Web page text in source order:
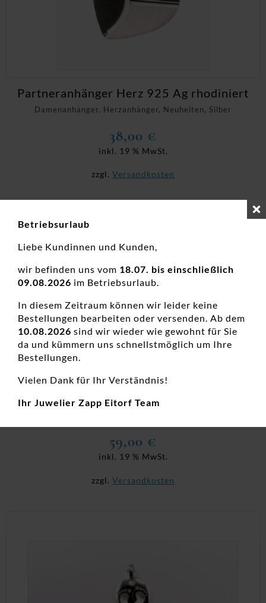
Damenanhänger, Herzanhänger, Neuheiten, Silber
Partneranhänger Herz 925 Ag rhodiniert
38,00 €
inkl. 19 % MwSt.
zzgl. Versandkosten
Anhänger Herz Herz 925 Ag rhodiniert
59,00 €
inkl. 19 % MwSt.
zzgl. Versandkosten
Betriebsurlaub
Liebe Kundinnen und Kunden,
wir befinden uns vom 18.07. bis einschließlich
09.08.2026 im Betriebsurlaub.
In diesem Zeitraum können wir leider keine
Bestellungen bearbeiten oder versenden. Ab dem
10.08.2026 sind wir wieder wie gewohnt für Sie
da und kümmern uns schnellstmöglich um Ihre
Bestellungen.
Vielen Dank für Ihr Verständnis!
Ihr Juwelier Zapp Eitorf Team